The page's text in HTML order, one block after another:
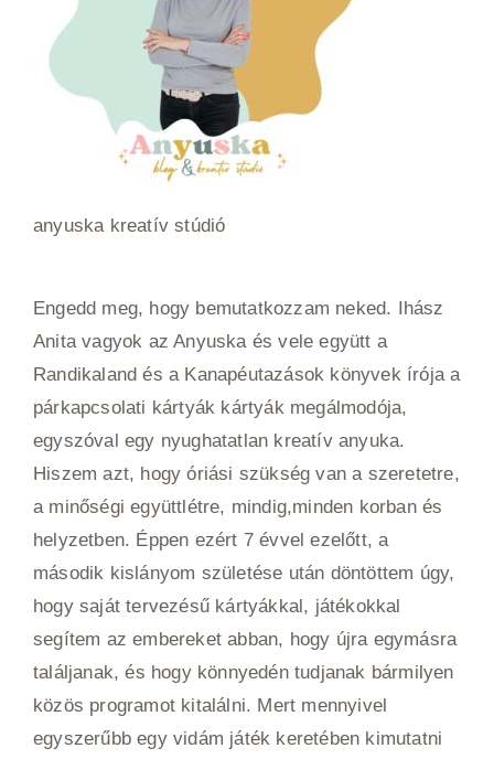
anyuska kreatív stúdió
Engedd meg, hogy bemutatkozzam neked. Ihász
Anita vagyok az Anyuska és vele együtt a
Randikaland és a Kanapéutazások könyvek írója a
párkapcsolati kártyák kártyák megálmodója,
egyszóval egy nyughatatlan kreatív anyuka.
Hiszem azt, hogy óriási szükség van a szeretetre,
a minőségi együttlétre, mindig,minden korban és
helyzetben. Éppen ezért 7 évvel ezelőtt, a
második kislányom születése után döntöttem úgy,
hogy saját tervezésű kártyákkal, játékokkal
segítem az embereket abban, hogy újra egymásra
találjanak, és hogy könnyedén tudjanak bármilyen
közös programot kitalálni. Mert mennyivel
egyszerűbb egy vidám játék keretében kimutatni